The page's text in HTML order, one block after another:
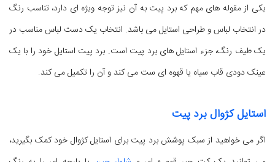
یکی از مقوله های مهم که برد پیت به آن نیز توجه ویژه ای دارد، تناسب رنگ
در انتخاب لباس و طراحی استایل می باشد. انتخاب یک دست لباس مناسب در
یک طیف رنگ، جزء استایل های برد پیت است. برد پیت استایل خود را با یک
عینک دودی قاب سیاه یا قهوه ای ست می کند و آن را تکمیل می کند.
استایل کژوال برد پیت
اگر می خواهید از سبک پوشش برد پیت برای استایل کژوال خود کمک بگیرید،